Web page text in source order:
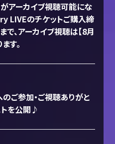
アーカイブ視聴可能にな
LIVEのチケットご購入締
、アーカイブ視聴は【8月
す。
参加・ご視聴ありがと
トを公開♪